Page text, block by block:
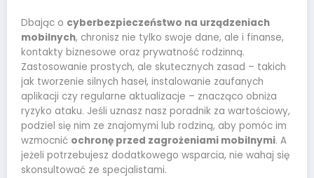
Dbając o cyberbezpieczeństwo na urządzeniach
mobilnych, chronisz nie tylko swoje dane, ale i finanse,
kontakty biznesowe oraz prywatność rodzinną.
Zastosowanie prostych, ale skutecznych zasad – takich
jak tworzenie silnych haseł, instalowanie zaufanych
aplikacji czy regularne aktualizacje – znacząco obniża
ryzyko ataku. Jeśli uznasz nasz poradnik za wartościowy,
podziel się nim ze znajomymi lub rodziną, aby pomóc im
wzmocnić ochronę przed zagrożeniami mobilnymi. A
jeżeli potrzebujesz dodatkowego wsparcia, nie wahaj się
skonsultować ze specjalistami.